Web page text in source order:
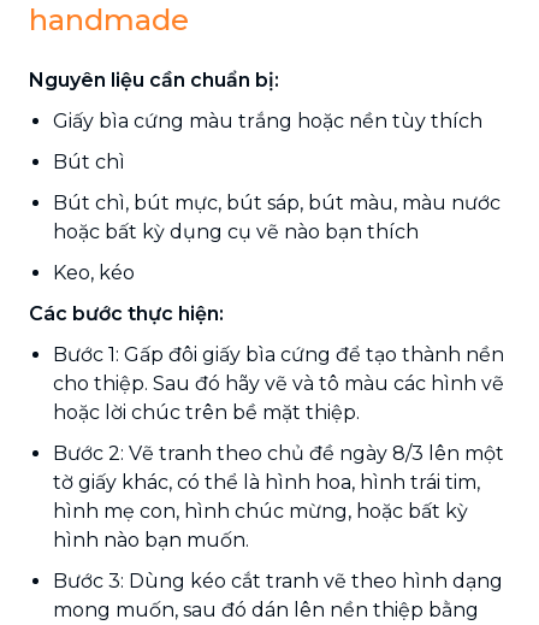
handmade
Nguyên liệu cần chuẩn bị:
Giấy bìa cứng màu trắng hoặc nền tùy thích
Bút chì
Bút chì, bút mực, bút sáp, bút màu, màu nước
hoặc bất kỳ dụng cụ vẽ nào bạn thích
Keo, kéo
Các bước thực hiện:
Bước 1: Gấp đôi giấy bìa cứng để tạo thành nền
cho thiệp. Sau đó hãy vẽ và tô màu các hình vẽ
hoặc lời chúc trên bề mặt thiệp.
Bước 2: Vẽ tranh theo chủ đề ngày 8/3 lên một
tờ giấy khác, có thể là hình hoa, hình trái tim,
hình mẹ con, hình chúc mừng, hoặc bất kỳ
hình nào bạn muốn.
Bước 3: Dùng kéo cắt tranh vẽ theo hình dạng
mong muốn, sau đó dán lên nền thiệp bằng